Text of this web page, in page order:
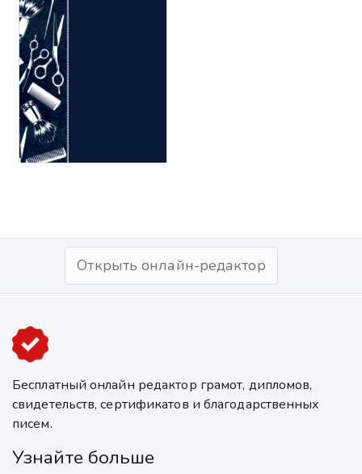
Открыть онлайн-редактор
Бесплатный онлайн редактор грамот, дипломов,
свидетельств, сертификатов и благодарственных
писем.
Узнайте больше